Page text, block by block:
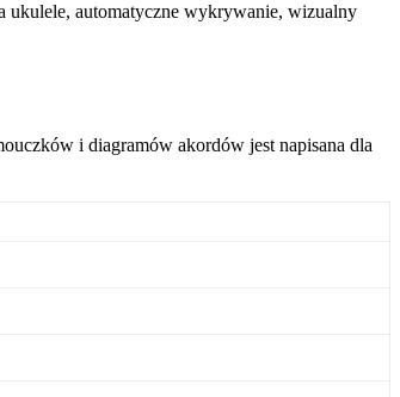
ukulele, automatyczne wykrywanie, wizualny
i diagramów akordów jest napisana dla